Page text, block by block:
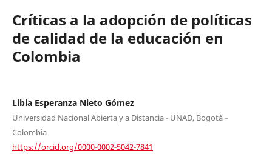
Críticas a la adopción de políticas
de calidad de la educación en
Colombia
Libia Esperanza Nieto Gómez
Universidad Nacional Abierta y a Distancia - UNAD, Bogotá –
Colombia
https://orcid.org/0000-0002-5042-7841